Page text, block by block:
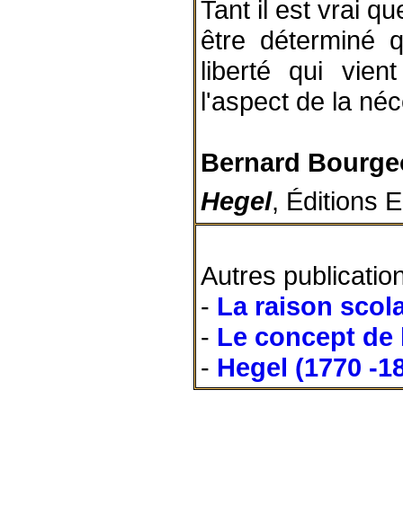
Tant il est vrai
être déterminé
liberté qui
l'aspect de la
Bernard
Hegel, Éditions
Autres
- La raison
- Le concept de
- Hegel (1770 -